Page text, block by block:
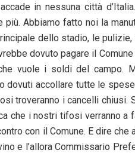
in nessuna città
più. Abbiamo fatto noi la
dello stadio, le
dovuto pagare il
vuole i soldi del campo.
dovuti accollare tutte le
troveranno i cancelli chiusi.
che i nostri tifosi verranno a
con il Comune. E dire
e l’allora Commissario